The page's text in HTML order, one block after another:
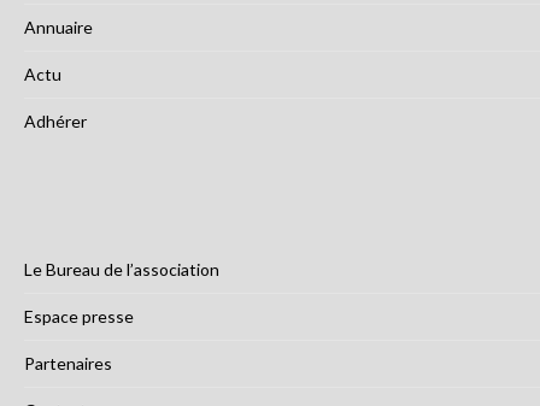
Annuaire
Actu
Adhérer
Le Bureau de l’association
Espace presse
Partenaires